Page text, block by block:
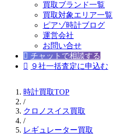
買取ブランド一覧
買取対象エリア一覧
ピアゾ時計ブログ
運営会社
お問い合せ
チャットで相談する
９社一括査定に申込む
時計買取TOP
/
クロノスイス買取
/
レギュレーター買取